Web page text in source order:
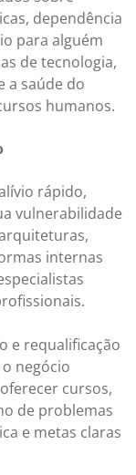
dependência
para alguém
de tecnologia,
a saúde do
humanos.
rápido,
vulnerabilidade
internas
e requalificação
negócio
cursos,
de problemas
e metas claras